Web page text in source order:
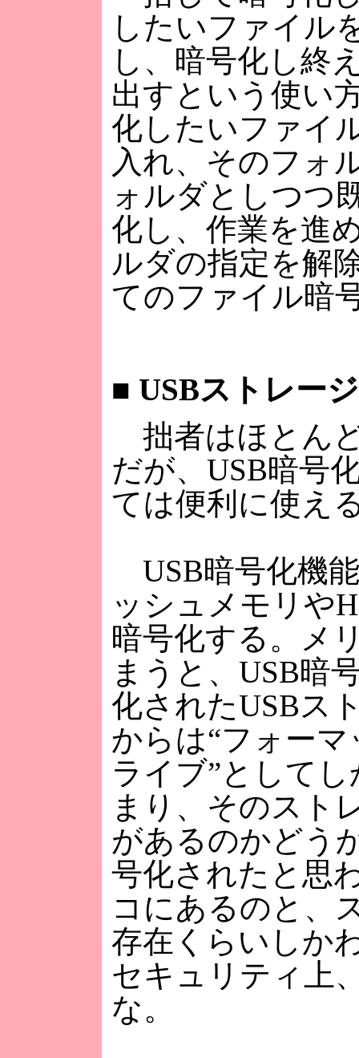
したいファイル
し、暗号化し終
出すという使い
化したいファイ
入れ、そのフォ
ォルダとしつつ
化し、作業を進
ルダの指定を解
てのファイル暗
■ USBストレー
拙者はほとん
だが、USB暗号
ては便利に使え
USB暗号化機
ッシュメモリや
暗号化する。メ
まうと、USB暗
化されたUSBス
からは“フォー
ライブ”として
まり、そのスト
があるのかどう
号化されたと思
コにあるのと、
存在くらいしか
セキュリティ上
な。